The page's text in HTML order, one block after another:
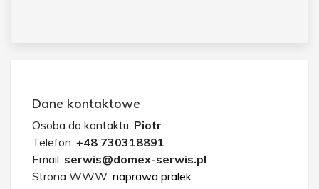
Dane kontaktowe
Osoba do kontaktu: Piotr
Telefon: +48 730318891
Email: serwis@domex-serwis.pl
Strona WWW: naprawa pralek